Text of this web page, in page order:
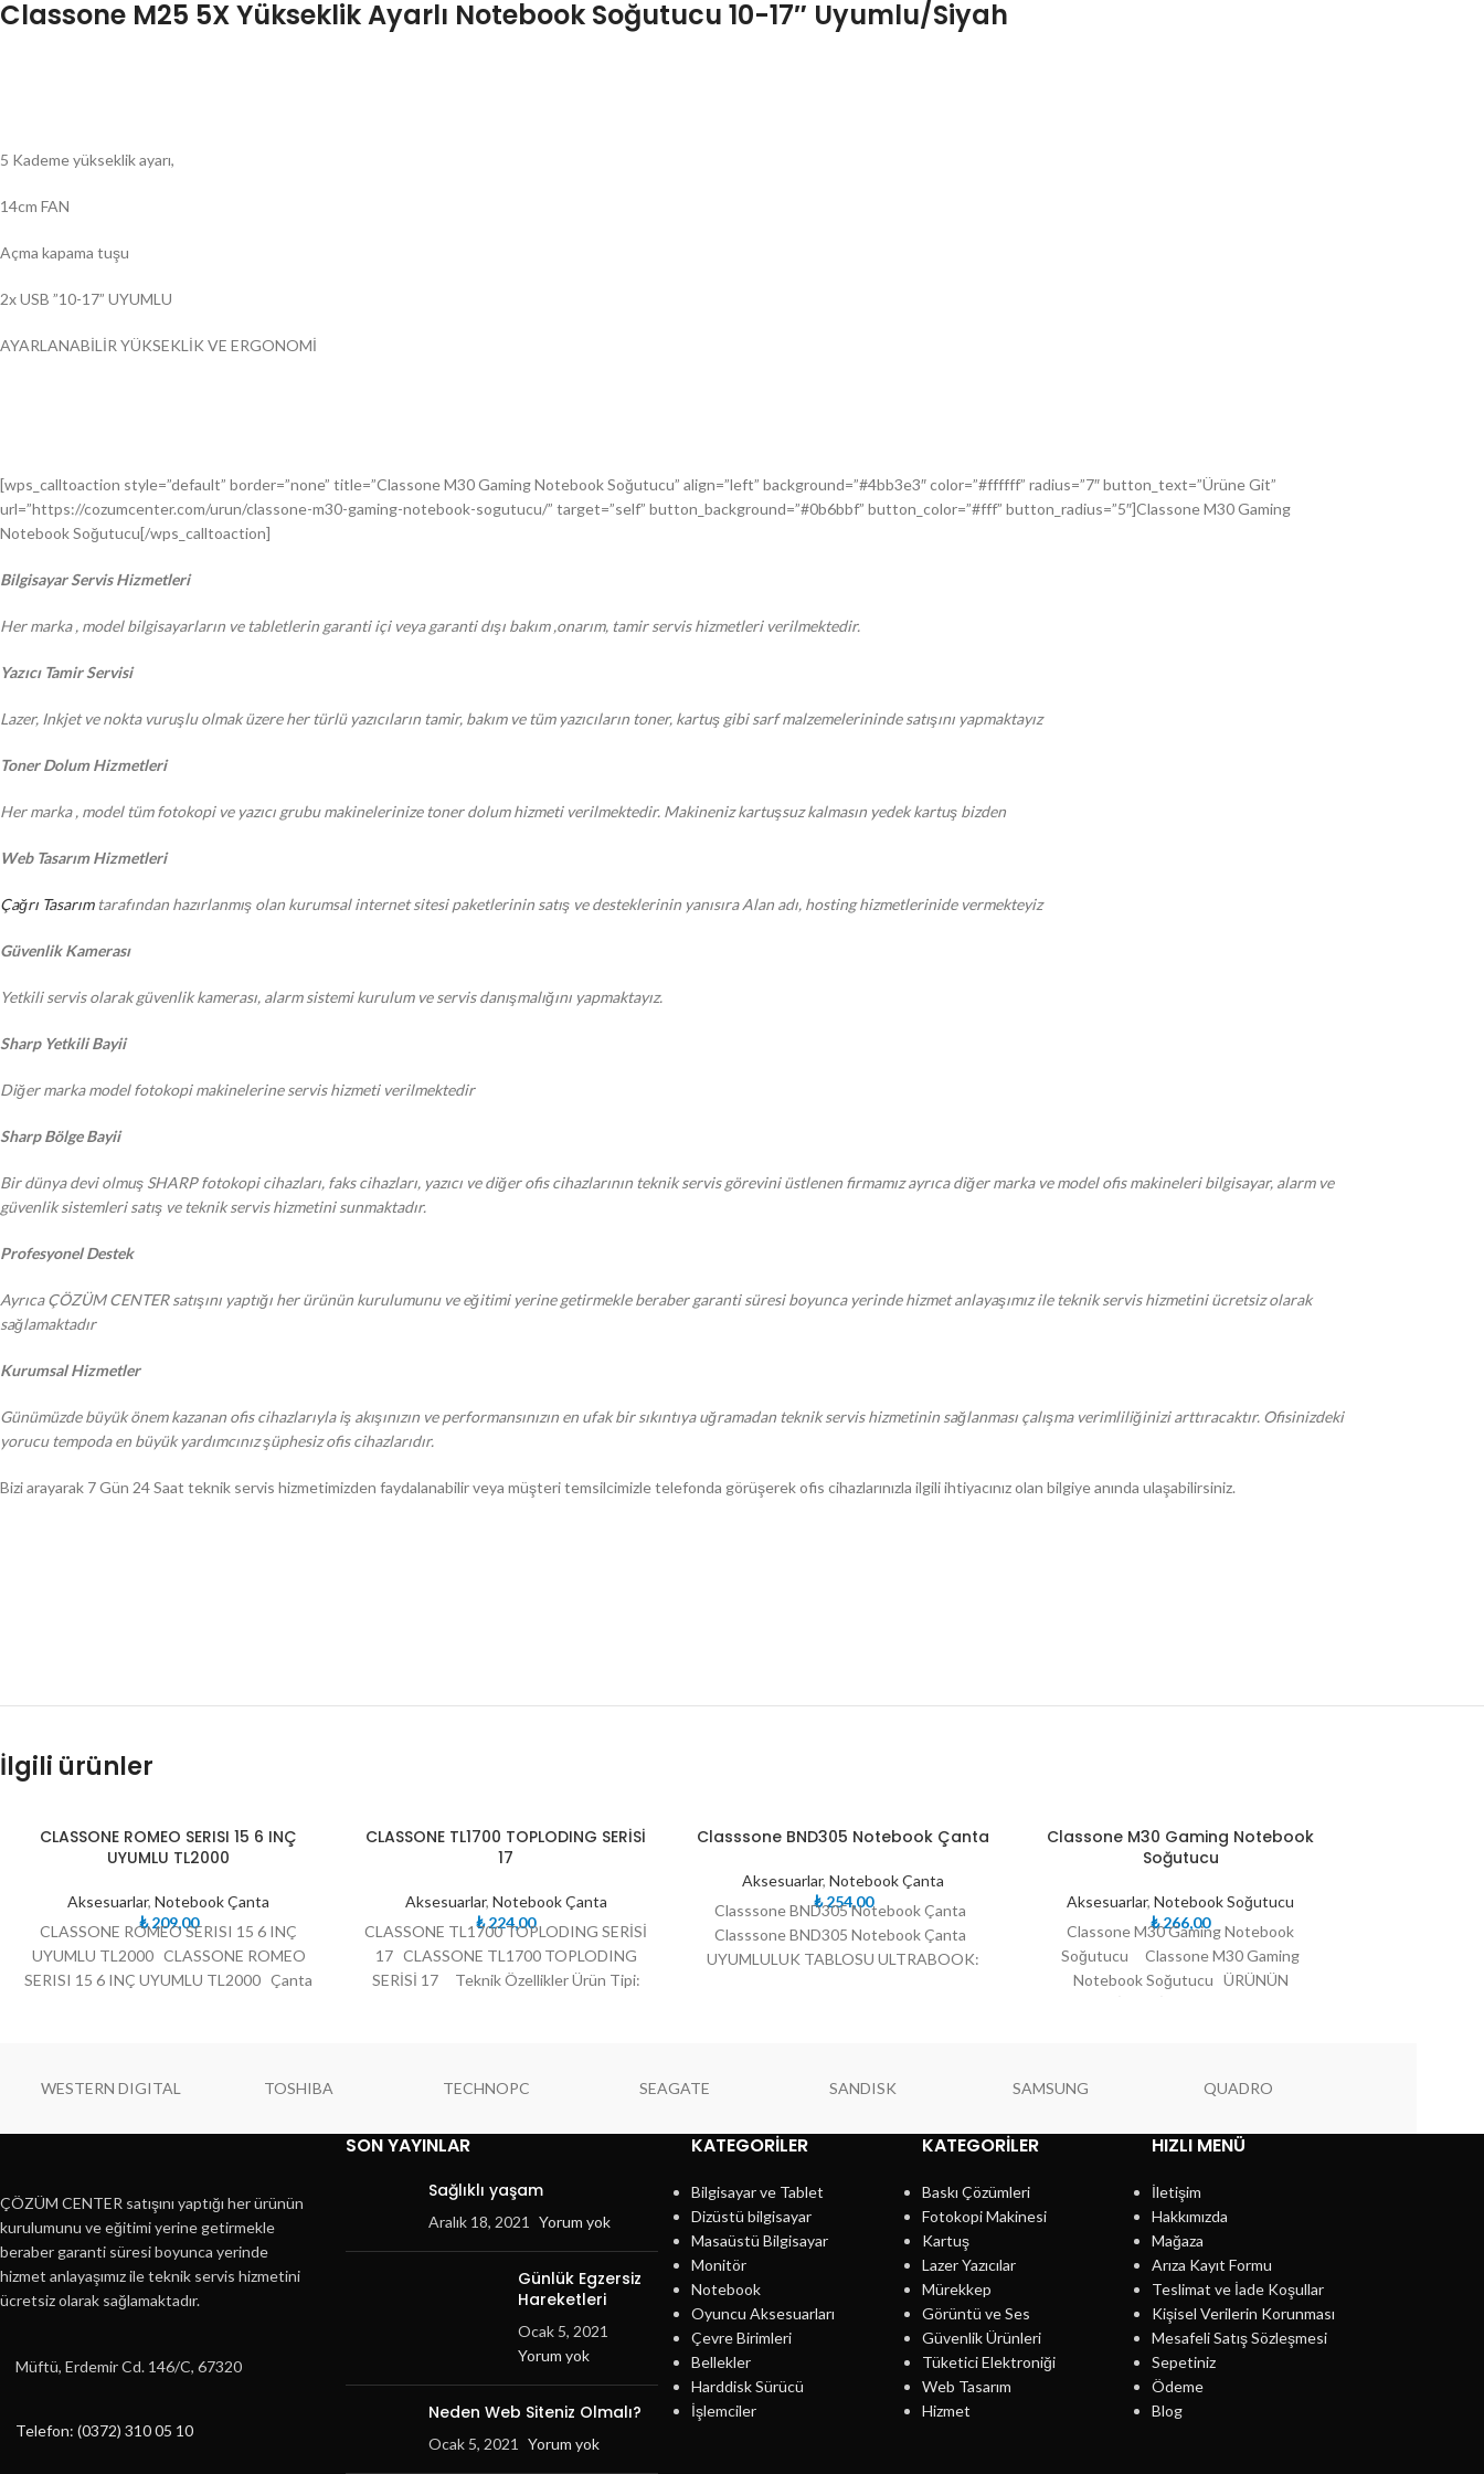
Classone M25 5X Yükseklik Ayarlı Notebook Soğutucu 10-17″ Uyumlu/Siyah
5 Kademe yükseklik ayarı,
14cm FAN
Açma kapama tuşu
2x USB ”10-17” UYUMLU
AYARLANABİLİR YÜKSEKLİK VE ERGONOMİ
[wps_calltoaction style=”default” border=”none” title=”Classone M30 Gaming Notebook Soğutucu” align=”left” background=”#4bb3e3″ color=”#ffffff” radius=”7″ button_text=”Ürüne Git”
url=”https://cozumcenter.com/urun/classone-m30-gaming-notebook-sogutucu/” target=”self” button_background=”#0b6bbf” button_color=”#fff” button_radius=”5″]Classone M30 Gaming
Notebook Soğutucu[/wps_calltoaction]
Bilgisayar Servis Hizmetleri
Her marka , model bilgisayarların ve tabletlerin garanti içi veya garanti dışı bakım ,onarım, tamir servis hizmetleri verilmektedir.
Yazıcı Tamir Servisi
Lazer, Inkjet ve nokta vuruşlu olmak üzere her türlü yazıcıların tamir, bakım ve tüm yazıcıların toner, kartuş gibi sarf malzemelerininde satışını yapmaktayız
Toner Dolum Hizmetleri
Her marka , model tüm fotokopi ve yazıcı grubu makinelerinize toner dolum hizmeti verilmektedir. Makineniz kartuşsuz kalmasın yedek kartuş bizden
Web Tasarım Hizmetleri
Çağrı Tasarımtarafından hazırlanmış olan kurumsal internet sitesi paketlerinin satış ve desteklerinin yanısıra Alan adı, hosting hizmetlerinide vermekteyiz
Güvenlik Kamerası
Yetkili servis olarak güvenlik kamerası, alarm sistemi kurulum ve servis danışmalığını yapmaktayız.
Sharp Yetkili Bayii
Diğer marka model fotokopi makinelerine servis hizmeti verilmektedir
Sharp Bölge Bayii
Bir dünya devi olmuş SHARP fotokopi cihazları, faks cihazları, yazıcı ve diğer ofis cihazlarının teknik servis görevini üstlenen firmamız ayrıca diğer marka ve model ofis makineleri bilgisayar, alarm ve
güvenlik sistemleri satış ve teknik servis hizmetini sunmaktadır.
Profesyonel Destek
Ayrıca ÇÖZÜM CENTER satışını yaptığı her ürünün kurulumunu ve eğitimi yerine getirmekle beraber garanti süresi boyunca yerinde hizmet anlayaşımız ile teknik servis hizmetini ücretsiz olarak
sağlamaktadır
Kurumsal Hizmetler
Günümüzde büyük önem kazanan ofis cihazlarıyla iş akışınızın ve performansınızın en ufak bir sıkıntıya uğramadan teknik servis hizmetinin sağlanması çalışma verimliliğinizi arttıracaktır. Ofisinizdeki
yorucu tempoda en büyük yardımcınız şüphesiz ofis cihazlarıdır.
Bizi arayarak 7 Gün 24 Saat teknik servis hizmetimizden faydalanabilir veya müşteri temsilcimizle telefonda görüşerek ofis cihazlarınızla ilgili ihtiyacınız olan bilgiye anında ulaşabilirsiniz.
İlgili ürünler
TÜKECLASSONE ROMEO SERISI 15 6 INÇ
UYUMLU TL2000
Aksesuarlar,Notebook Çanta
₺209,00
CLASSONE ROMEO SERISI 15 6 INÇ
UYUMLU TL2000 CLASSONE ROMEO
SERISI 15 6 INÇ UYUMLU TL2000 Çanta
TÜKE
CLASSONE TL1700 TOPLODING SERİSİ
17
Aksesuarlar, Notebook Çanta
₺224,00
CLASSONE TL1700 TOPLODING SERİSİ
17 CLASSONE TL1700 TOPLODING
SERİSİ 17 Teknik Özellikler Ürün Tipi:
TÜKE
Classsone BND305 Notebook Çanta
Aksesuarlar,Notebook Çanta
₺254,00
Classsone BND305 Notebook Çanta
Classsone BND305 Notebook Çanta
UYUMLULUK TABLOSU ULTRABOOK:
TÜKE
Classone M30 Gaming Notebook
Soğutucu
Aksesuarlar,Notebook Soğutucu
₺266,00
Classone M30 Gaming Notebook
Soğutucu Classone M30 Gaming
Notebook Soğutucu ÜRÜNÜN
WESTERN DIGITAL TOSHIBA TECHNOPC SEAGATE SANDISK SAMSUNG QUADRO
ÇÖZÜM CENTER satışını yaptığı her ürünün
kurulumunu ve eğitimi yerine getirmekle
beraber garanti süresi boyunca yerinde
hizmet anlayaşımız ile teknik servis hizmetini
ücretsiz olarak sağlamaktadır.
Müftü, Erdemir Cd. 146/C, 67320
Telefon: (0372) 310 05 10
SON YAYINLAR
Sağlıklı yaşam
Aralık 18, 2021 Yorum yok
Günlük Egzersiz
Hareketleri
Ocak 5, 2021
Yorum yok
Neden Web Siteniz Olmalı?
Ocak 5, 2021 Yorum yok
KATEGORILER
Bilgisayar ve Tablet
Dizüstü bilgisayar
Masaüstü Bilgisayar
Monitör
Notebook
Oyuncu Aksesuarları
Çevre Birimleri
Bellekler
Harddisk Sürücü
İşlemciler
KATEGORILER
Baskı Çözümleri
Fotokopi Makinesi
Kartuş
Lazer Yazıcılar
Mürekkep
Görüntü ve Ses
Güvenlik Ürünleri
Tüketici Elektroniği
Web Tasarım
Hizmet
HIZLI MENÜ
İletişim
Hakkımızda
Mağaza
Arıza Kayıt Formu
Teslimat ve İade Koşullar
Kişisel Verilerin Korunması
Mesafeli Satış Sözleşmesi
Sepetiniz
Ödeme
Blog